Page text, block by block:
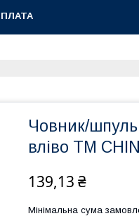
Човник/
вліво ТМ
139,13 ₴
Мінімальна сума